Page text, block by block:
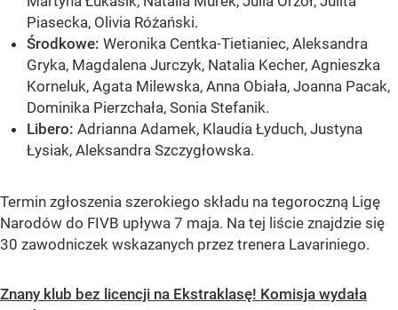
Piasecka, Olivia Różański.
Środkowe: Weronika Centka-Tietianiec, Aleksandra
Gryka, Magdalena Jurczyk, Natalia Kecher, Agnieszka
Korneluk, Agata Milewska, Anna Obiała, Joanna Pacak,
Dominika Pierzchała, Sonia Stefanik.
Libero: Adrianna Adamek, Klaudia Łyduch, Justyna
Łysiak, Aleksandra Szczygłowska.
Termin zgłoszenia szerokiego składu na tegoroczną Ligę
Narodów do FIVB upływa 7 maja. Na tej liście znajdzie się
30 zawodniczek wskazanych przez trenera Lavariniego.
Znany klub bez licencji na Ekstraklasę! Komisja wydała